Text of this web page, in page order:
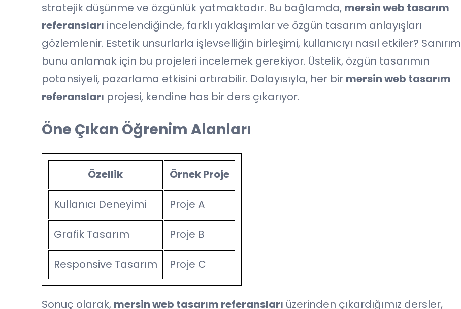
stratejik düşünme ve özgünlük yatmaktadır. Bu bağlamda, mersin web tasarım
referansları incelendiğinde, farklı yaklaşımlar ve özgün tasarım anlayışları
gözlemlenir. Estetik unsurlarla işlevselliğin birleşimi, kullanıcıyı nasıl etkiler? Sanırım
bunu anlamak için bu projeleri incelemek gerekiyor. Üstelik, özgün tasarımın
potansiyeli, pazarlama etkisini artırabilir. Dolayısıyla, her bir mersin web tasarım
referansları projesi, kendine has bir ders çıkarıyor.
Öne Çıkan Öğrenim Alanları
Özellik Örnek Proje
Kullanıcı Deneyimi Proje A
Grafik Tasarım Proje B
Responsive Tasarım Proje C
Sonuç olarak, mersin web tasarım referansları üzerinden çıkardığımız dersler,